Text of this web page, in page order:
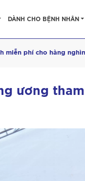
DÀNH CHO BỆNH NHÂN
miễn phí cho hàng
ương